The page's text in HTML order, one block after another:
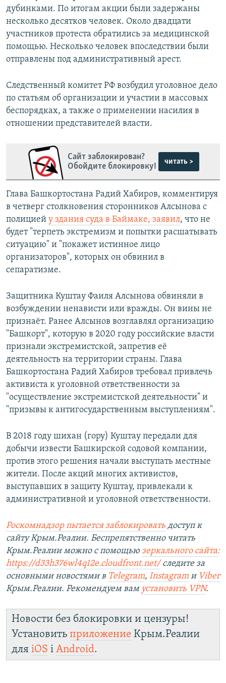
дубинками. По итогам акции были задержаны
несколько десятков человек. Около двадцати
участников протеста обратились за медицинской
помощью. Несколько человек впоследствии были
отправлены под административный арест.
Следственный комитет РФ возбудил уголовное дело
по статьям об организации и участии в массовых
беспорядках, а также о применении насилия в
отношении представителей власти.
Сайт заблокирован?
Обойдите блокировку!
читать >
Глава Башкортостана Радий Хабиров, комментируя
в четверг столкновения сторонников Алсынова с
полицией у здания суда в Баймаке, заявил, что не
будет "терпеть экстремизм и попытки расшатывать
ситуацию" и "покажет истинное лицо
организаторов", которых он обвинил в
сепаратизме.
Защитника Куштау Фаиля Алсынова обвиняли в
возбуждении ненависти или вражды. Он вины не
признаёт. Ранее Алсынов возглавлял организацию
"Башкорт", которую в 2020 году российские власти
признали экстремистской, запретив её
деятельность на территории страны. Глава
Башкортостана Радий Хабиров требовал привлечь
активиста к уголовной ответственности за
"осуществление экстремистской деятельности" и
"призывы к антигосударственным выступлениям".
В 2018 году шихан (гору) Куштау передали для
добычи извести Башкирской содовой компании,
против этого решения начали выступать местные
жители. После акций многих активистов,
выступавших в защиту Куштау, привлекали к
административной и уголовной ответственности.
Роскомнадзор пытается заблокировать доступ к
сайту Крым.Реалии. Беспрепятственно читать
Крым.Реалии можно с помощью зеркального сайта:
https://d33h376wl4q12e.cloudfront.net/следите за
основными новостями в Telegram, Instagram и Viber
Крым.Реалии. Рекомендуем вам установить VPN.
Новости без блокировки и цензуры!
Установить приложение Крым.Реалии
для iOS і Android.